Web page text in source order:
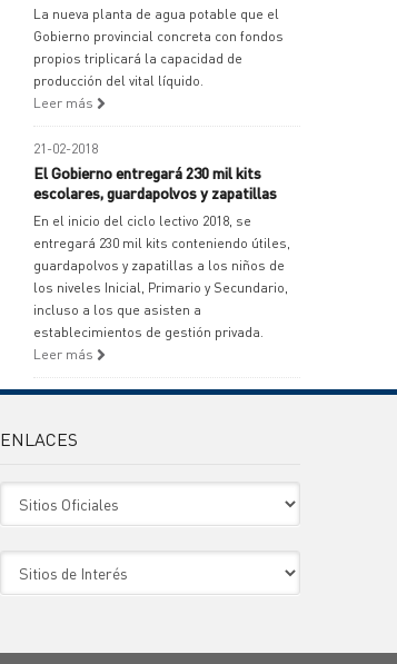
La nueva planta de agua potable que el
Gobierno provincial concreta con fondos
propios triplicará la capacidad de
producción del vital líquido.
Leer más
21-02-2018
El Gobierno entregará 230 mil kits
escolares, guardapolvos y zapatillas
En el inicio del ciclo lectivo 2018, se
entregará 230 mil kits conteniendo útiles,
guardapolvos y zapatillas a los niños de
los niveles Inicial, Primario y Secundario,
incluso a los que asisten a
establecimientos de gestión privada.
Leer más
ENLACES